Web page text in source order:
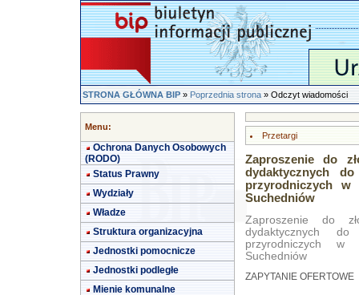
STRONA GŁÓWNA BIP»Poprzednia strona» Odczyt wiadomości
Menu:
Ochrona Danych Osobowych
(RODO)
Status Prawny
Wydziały
Władze
Struktura organizacyjna
Jednostki pomocnicze
Jednostki podległe
Mienie komunalne
Przetargi
Zaproszenie do
dydaktycznych
przyrodniczych w
Suchedniów
Zaproszenie do
dydaktycznych
przyrodniczych w
Suchedniów
ZAPYTANIE OFERTOWE